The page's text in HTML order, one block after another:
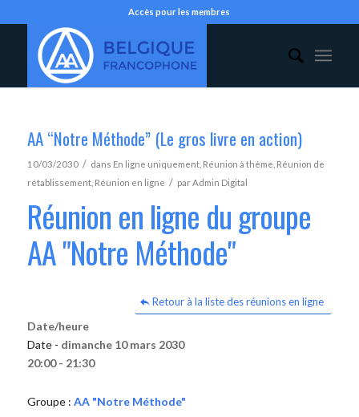
Accès pour les membres
AA “Notre Méthode” (Le gros livre en action)
10/03/2030 / dans En ligne uniquement, Réunion à thème Réunion de
rétablissement, Réunion en ligne / parAdmin Digital
Réunion en ligne du groupe
AA "Notre Méthode"
Retour à la liste des réunions en ligne
Date/heure
Date - dimanche 10 mars 2030
20:00 - 21:30
Groupe : AA "Notre Méthode"